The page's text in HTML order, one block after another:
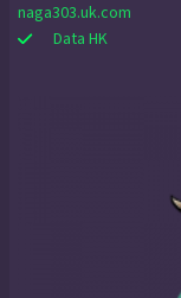
naga303.uk.com
Data HK